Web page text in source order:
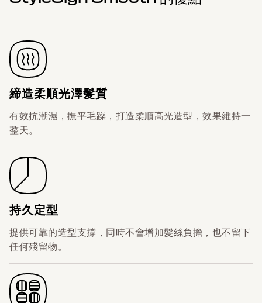
締造柔順光澤髮質
有效抗潮濕，撫平毛躁，打造柔順高光造型，效果維持一
整天。
持久定型
提供可靠的造型支撐，同時不會增加髮絲負擔，也不留下
任何殘留物。